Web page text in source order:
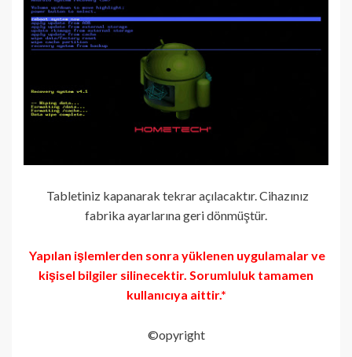
Tabletiniz kapanarak tekrar açılacaktır. Cihazınız
fabrika ayarlarına geri dönmüştür.
Yapılan işlemlerden sonra yüklenen uygulamalar ve
kişisel bilgiler silinecektir. Sorumluluk tamamen
kullanıcıya aittir.*
©opyright